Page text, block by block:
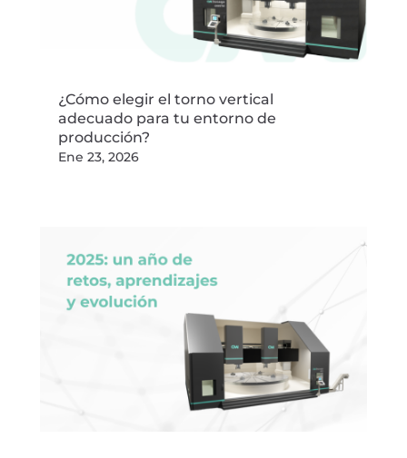
¿Cómo elegir el torno vertical
adecuado para tu entorno de
producción?
Ene 23, 2026